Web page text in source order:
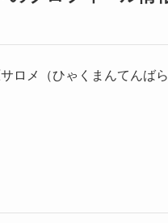
ロメ（ひゃくまんてんば